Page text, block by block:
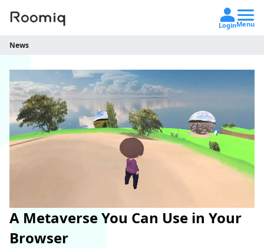
LoginMenu
News
A Metaverse You Can Use in Your
Browser